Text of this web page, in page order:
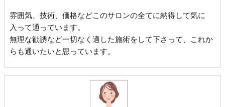
雰囲気、技術、価格などこのサロンの全てに納得して気に
入って通っています。
無理な勧誘など一切なく適した施術をして下さって、これか
らも通いたいと思っています。